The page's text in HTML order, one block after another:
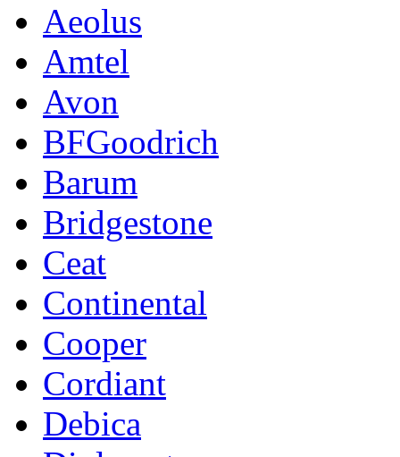
Aeolus
Amtel
Avon
BFGoodrich
Barum
Bridgestone
Ceat
Continental
Cooper
Cordiant
Debica